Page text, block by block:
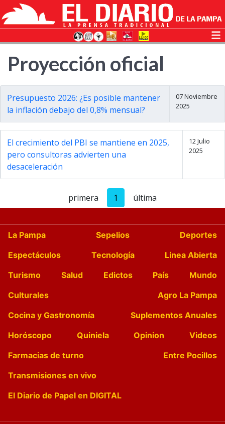
Proyección oficial
Presupuesto 2026: ¿Es posible mantener
la inflación debajo del 0,8% mensual?
07 Noviembre
2025
El crecimiento del PBI se mantiene en 2025,
pero consultoras advierten una
desaceleración
12 Julio
2025
primera 1 última
La Pampa Sepelios
Deportes
Espectáculos
Tecnología
Linea Abierta
Turismo
Salud Edictos País
Mundo
Culturales
Agro La Pampa
Cocina y Gastronomía
Suplementos Anuales
Horóscopo
Quiniela Opinion
Videos
Farmacias de turno
Entre Pocillos
Transmisiones en vivo
El Diario de Papel en DIGITAL